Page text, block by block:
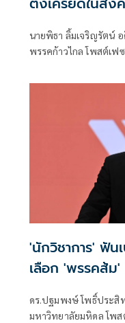
ปฏิบัติหน้าที่
นายพิธา ลิ้มเจริญรัตน์
พรรคก้าวไกล โพสต์เฟ
เซาะกร่อน บ่อนทำลาย
'นักวิชาการ' ฟัน
เลือก 'พรรคส้ม'
กระหน่ำทางสื่อ
ดร.ปฐมพงษ์ โพธิ์ประสิทธินันท์ นักวิชาการทา
มหาวิทยาลัยมหิดล โพสต์ข้อคว